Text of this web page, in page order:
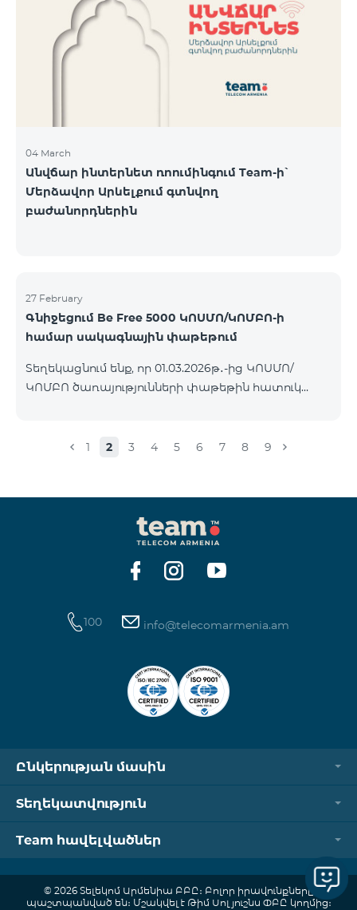
Կիրակի-08․03 Երևան Կենտրոն Իսակովի
պողոտա 3/7 09:00-18:00 09:00-18:00 10:00-19:00
Երևան Կենտրոն Խորենացու փողոց 26/26 09:00-
04 March
Անվճար ինտերնետ ռոումինգում Team-ի՝
Մերձավոր Արևելքում գտնվող
բաժանորդներին
27 February
Գնիջեցում Be Free 5000 ԿՈՍՄՈ/ԿՈՄԲՈ-ի
համար սակագնային փաթեթում
Տեղեկացնում ենք, որ 01.03.2026թ․-ից ԿՈՍՄՈ/
ԿՈՄԲՈ ծառայությունների փաթեթին հատուկ
ՀՀ դրամի փոխարեն կկազմի 3500 ՀՀ դրամ։
բաժանորդագրություն ԿՈՍՄՈ կամ ԿՈՄԲՈ
ծառայությունների փաթեթներին։ Սակագնային
փաթեթի մանրամասներին կարող եք
ծանոթանալ այստեղ։
1 2 3 4 5 6 7 8 9
100 info@telecomarmenia.am
Ընկերության մասին
Տեղեկատվություն
Team հավելվածներ
© 2026 Տելեկոմ Արմենիա ԲԲԸ։ Բոլոր իրավունքները
պաշտպանված են։ Մշակվել է Թիմ Սոլյուշնս ՓԲԸ կողմից։